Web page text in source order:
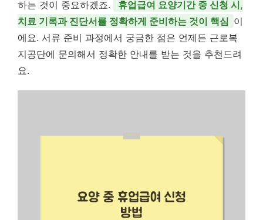
하는 것이 중요하겠죠.
휴업급여 요양기간 중 신청 시,
치료 기록과 진단서를 정확하게 준비하는 것이 핵심 이
에요. 서류 준비 과정에서 궁금한 점은 언제든 근로복
지공단에 문의해서 정확한 안내를 받는 것을 추천드려
요.